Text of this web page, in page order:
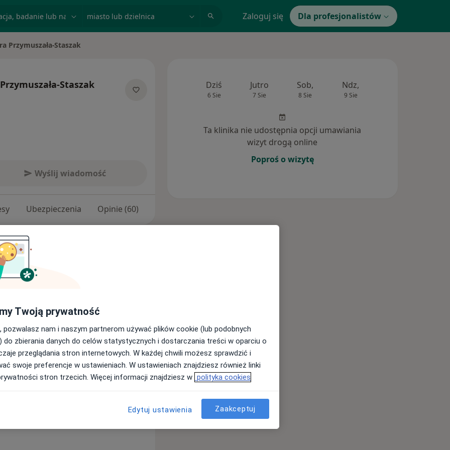
Zaloguj się Dla profesjonalistów
Przymuszała-Staszak
Staszak
Wyślij wiadomość
Ubezpieczenia Opinie (60)
z wyróżnieniem studia na
w Poznaniu. Pracując w Klinice
zdobywała w kolejnych latach
w ramach projektu „Predicting
devices”. W ramach pracy
polsko- i anglojęzycznymi. Stopień
na Uniwersytecie Medycznym im.
Dziś
6 Sie
Jutro
7 Sie
Sob,
8 Sie
Ndz,
9 Sie
Ta klinika nie udostępnia opcji umawiania
wizyt drogą online
Poproś o wizytę
Twoją prywatność
pozwalasz nam i naszym partnerom używać plików cookie (lub podobnych
do zbierania danych do celów statystycznych i dostarczania treści w oparciu o
przeglądania stron internetowych. W każdej chwili możesz sprawdzić i
swoje preferencje w ustawieniach. W ustawieniach znajdziesz również linki
stron trzecich. Więcej informacji znajdziesz w polityka cookies
Edytuj ustawienia Zaakceptuj